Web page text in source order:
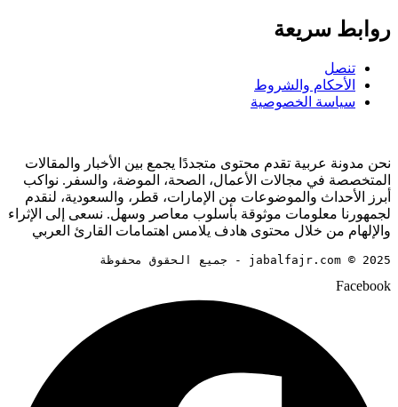
روابط سريعة
تنصل
الأحكام والشروط
سياسة الخصوصية
نحن مدونة عربية تقدم محتوى متجددًا يجمع بين الأخبار والمقالات
المتخصصة في مجالات الأعمال، الصحة، الموضة، والسفر. نواكب
أبرز الأحداث والموضوعات من الإمارات، قطر، والسعودية، لنقدم
لجمهورنا معلومات موثوقة بأسلوب معاصر وسهل. نسعى إلى الإثراء
والإلهام من خلال محتوى هادف يلامس اهتمامات القارئ العربي
jabalfajr.com © 2025 - جميع الحقوق محفوظة
Facebook